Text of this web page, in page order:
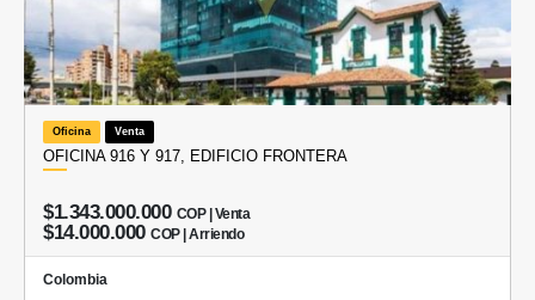
Oficina Venta
OFICINA 916 Y 917, EDIFICIO FRONTERA
$1.343.000.000 COP | Venta
$14.000.000 COP | Arriendo
Colombia